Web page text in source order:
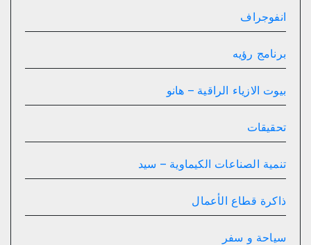
انفوجراف
برنامج رؤيه
بيوت الازياء الراقية – هانو
تحقيقات
تنمية الصناعات الكيماوية – سيد
ذاكرة قطاع الأعمال
سياحة و سفر